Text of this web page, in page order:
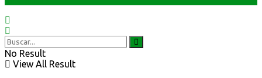
No Result
View All Result